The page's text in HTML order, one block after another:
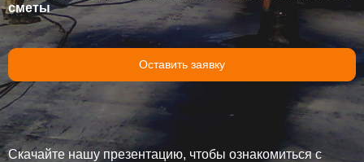
сметы
Оставить заявку
Скачайте нашу презентацию, чтобы ознакомиться с